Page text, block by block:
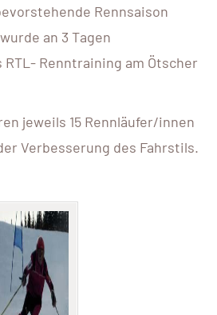
Rennsaison
an 3 Tagen
Renntraining am Ötscher
jeweils 15 Rennläufer/innen
Verbesserung des Fahrstils.